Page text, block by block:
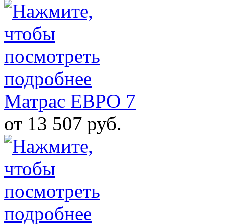
Матрас ЕВРО 7
от 13 507 руб.